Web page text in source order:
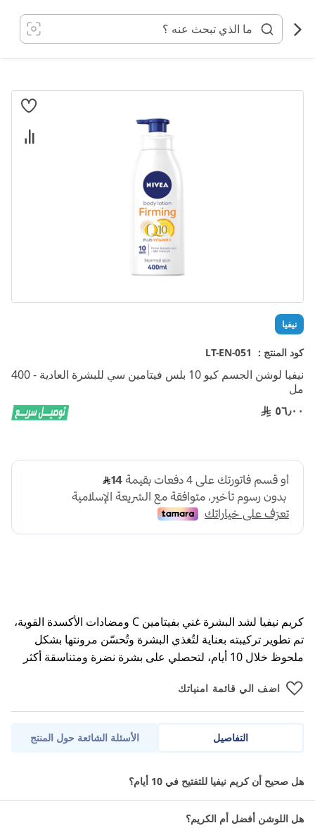
المحتوى
نيفيا
كود المنتج : LT-EN-051
نيفيا لوشن الجسم كيو 10 بلس فيتامين سي للبشرة العادية - 400
مل
٥٦٫٠٠
كريم نيفيا لشد البشرة غني بفيتامين C ومضادات الأكسدة القوية،
تم تطوير تركيبته بعناية لتُغذي البشرة وتُحسّن مرونتها بشكل
ملحوظ خلال 10 أيام، لتحصلي على بشرة نضرة ومتناسقة أكثر
اضف الي قائمة امنياتك
انتقل
تخطي
إلى
بداية
معرض
الصور
التفاصيل
نيفيا لوشن الجسم كيو 10 بلس فيتامين سي هو مرطب فعّال مصمم
تساعد على تنشيط طاقة البشرة الطبيعية، وتعزز إشراقتها لتحافظ على
مظهر صحي ومشدود وأكثر شبابًا.
الأسئلة الشائعة حول المنتج
هل صحيح أن كريم نيفيا للتفتيح في 10 أيام؟
هل اللوشن أفضل أم الكريم؟